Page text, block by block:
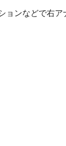
ンなどで右